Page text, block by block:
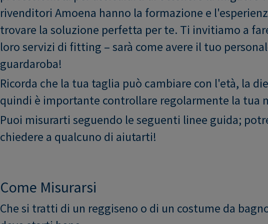
rivenditori Amoena hanno la formazione e
trovare la soluzione perfetta per te. Ti invitiamo a
loro servizi di fitting – sarà come avere il tuo
guardaroba!
Ricorda che la tua taglia può cambiare con l'età, la
quindi è importante controllare regolarmente la tua
Puoi misurarti seguendo le seguenti linee guida;
chiedere a qualcuno di aiutarti!
Come Misurarsi
Che si tratti di un reggiseno o di un costume da